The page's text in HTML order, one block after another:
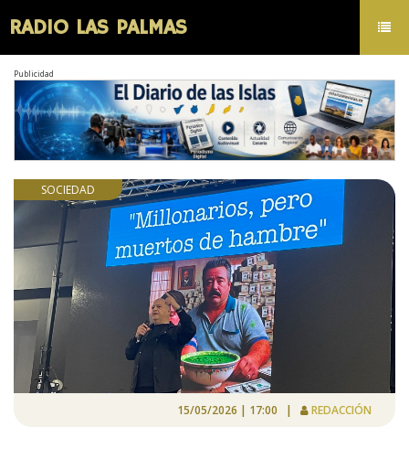
RADIO LAS PALMAS
Publicidad
SOCIEDAD
15/05/2026 | 17:00 | REDACCIÓN